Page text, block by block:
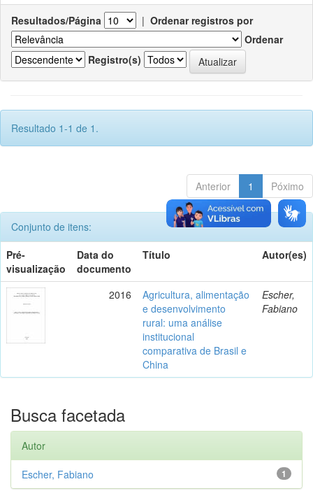
Resultados/Página | Ordenar registros por
Ordenar
Registro(s)
Resultado 1-1 de 1.
Anterior 1 Póximo
Conjunto de itens:
Pré-
visualização
Data do
documento
Título Autor(es)
2016
Agricultura, alimentação
e desenvolvimento
rural: uma análise
institucional
comparativa de Brasil e
China
Escher,
Fabiano
Busca facetada
Autor
1
Escher, Fabiano